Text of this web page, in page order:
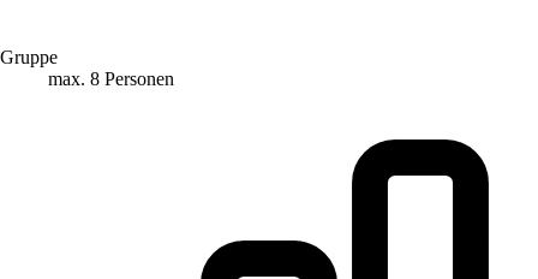
Gruppe
max. 8 Personen